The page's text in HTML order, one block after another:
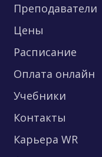
Преподаватели
Цены
Расписание
Оплата онлайн
Учебники
Контакты
Карьера WR